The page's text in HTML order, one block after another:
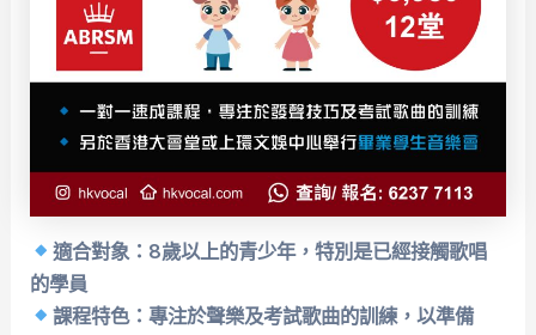
適合對象：8歲以上的青少年，特別是已經接觸歌唱
的學員
課程特色：專注於聲樂及考試歌曲的訓練，以準備